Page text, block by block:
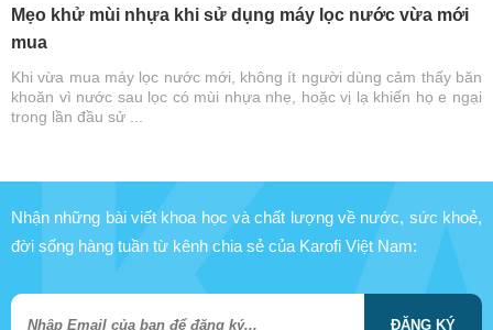
Mẹo khử mùi nhựa khi sử dụng máy lọc nước vừa mới
mua
Khi vừa mua máy lọc nước mới, không ít người dùng cảm thấy băn
khoăn vì nước sau lọc có mùi nhựa nhẹ, hoặc vị lạ khiến họ e ngại
trong lần đầu sử ...
Nhận những bài viết khoa học và chất lượng về nước, sức khoẻ,
đời sống hàng tuần từ kênh chia sẻ của Karofi Việt Nam:
ĐĂNG KÝ